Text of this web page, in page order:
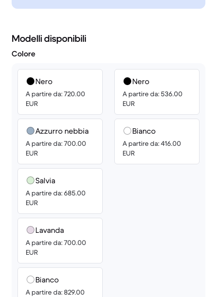
Modelli disponibili
Colore
Nero
A partire da: 720.00
EUR
Azzurro nebbia
A partire da: 700.00
EUR
Salvia
A partire da: 685.00
EUR
Lavanda
A partire da: 700.00
EUR
Bianco
A partire da: 829.00
Nero
A partire da: 536.00
EUR
Bianco
A partire da: 416.00
EUR